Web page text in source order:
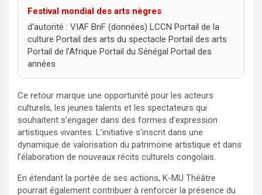
Festival mondial des arts nègres
d'autorité : VIAF BnF (données) LCCN Portail de la
culture Portail des arts du spectacle Portail des arts
Portail de l’Afrique Portail du Sénégal Portail des
années
Ce retour marque une opportunité pour les acteurs
culturels, les jeunes talents et les spectateurs qui
souhaitent s’engager dans des formes d’expression
artistiques vivantes. L’initiative s’inscrit dans une
dynamique de valorisation du patrimoine artistique et dans
l’élaboration de nouveaux récits culturels congolais.
En étendant la portée de ses actions, K-MU Théâtre
pourrait également contribuer à renforcer la présence du